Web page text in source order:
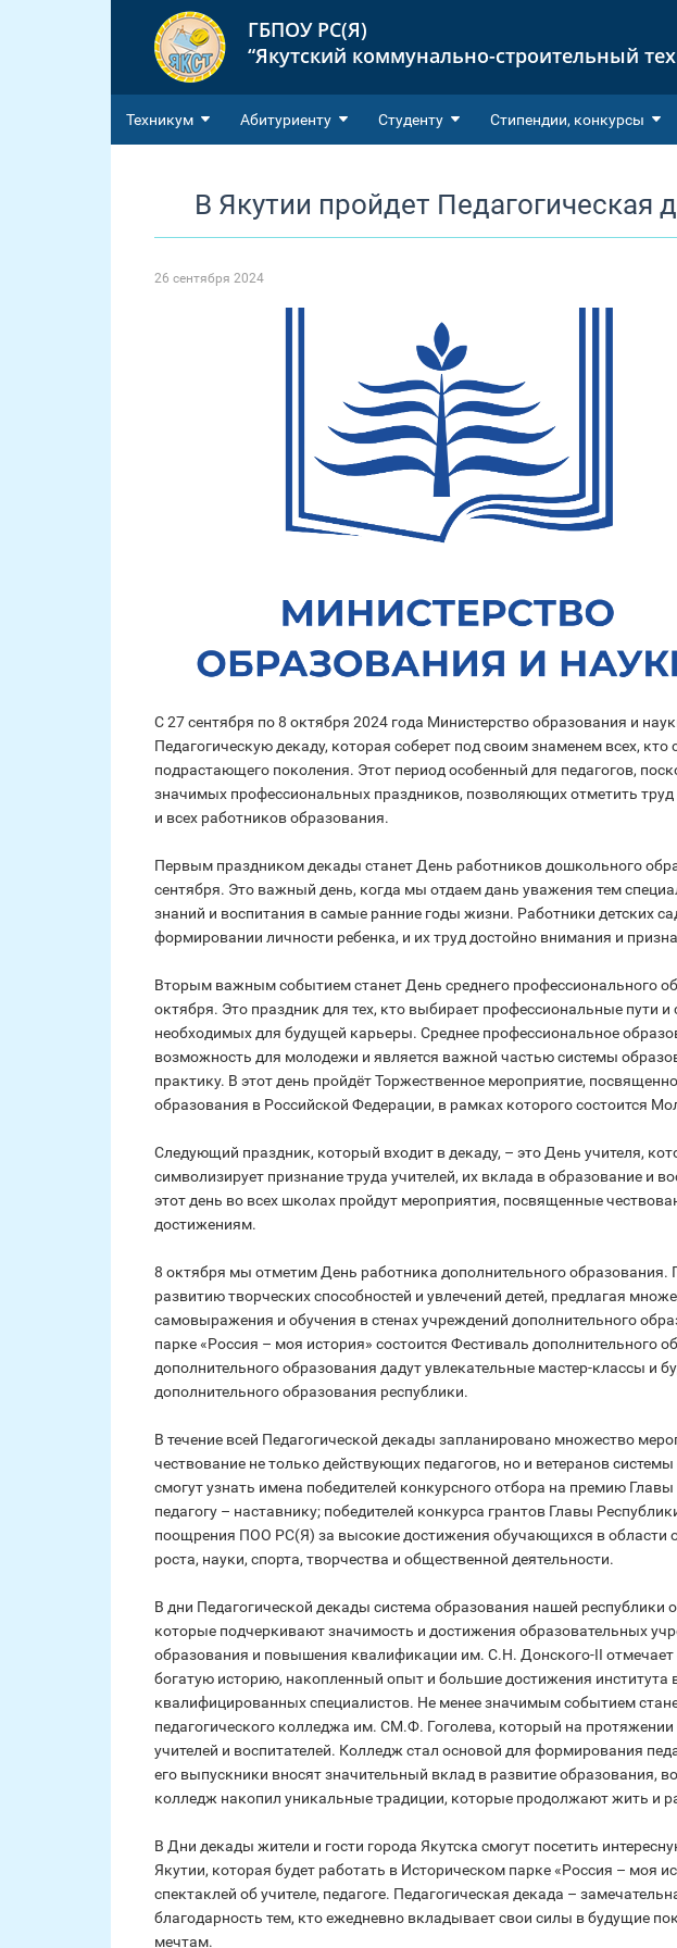
ГБПОУ РС(Я)
“Якутский коммунально-строительный
Техникум Абитуриенту Студенту Cтипендии, конкурсы
В Якутии пройдет Педагогическая
26 сентября 2024
С 27 сентября по 8 октября 2024 года Министерство образования и
Педагогическую декаду, которая соберет под своим знаменем всех,
подрастающего поколения. Этот период особенный для педагогов,
значимых профессиональных праздников, позволяющих отметить труд
и всех работников образования.
Первым праздником декады станет День работников дошкольного
сентября. Это важный день, когда мы отдаем дань уважения тем
знаний и воспитания в самые ранние годы жизни. Работники детских
формировании личности ребенка, и их труд достойно внимания и
Вторым важным событием станет День среднего профессионального
октября. Это праздник для тех, кто выбирает профессиональные пути и
необходимых для будущей карьеры. Среднее профессиональное
возможность для молодежи и является важной частью системы
практику. В этот день пройдёт Торжественное мероприятие,
образования в Российской Федерации, в рамках которого состоится
Следующий праздник, который входит в декаду, – это День учителя,
символизирует признание труда учителей, их вклада в образование и
этот день во всех школах пройдут мероприятия, посвященные
достижениям.
8 октября мы отметим День работника дополнительного образования.
развитию творческих способностей и увлечений детей, предлагая
самовыражения и обучения в стенах учреждений дополнительного
парке «Россия – моя история» состоится Фестиваль дополнительного
дополнительного образования дадут увлекательные мастер-классы и
дополнительного образования республики.
В течение всей Педагогической декады запланировано множество
чествование не только действующих педагогов, но и ветеранов
смогут узнать имена победителей конкурсного отбора на премию
педагогу – наставнику; победителей конкурса грантов Главы
поощрения ПОО РС(Я) за высокие достижения обучающихся в области
роста, науки, спорта, творчества и общественной деятельности.
В дни Педагогической декады система образования нашей
которые подчеркивают значимость и достижения образовательных
образования и повышения квалификации им. С.Н. Донского-II отмечает
богатую историю, накопленный опыт и большие достижения института
квалифицированных специалистов. Не менее значимым событием
педагогического колледжа им. СМ.Ф. Гоголева, который на протяжении
учителей и воспитателей. Колледж стал основой для формирования
его выпускники вносят значительный вклад в развитие образования,
колледж накопил уникальные традиции, которые продолжают жить и
В Дни декады жители и гости города Якутска смогут посетить
Якутии, которая будет работать в Историческом парке «Россия – моя
спектаклей об учителе, педагоге. Педагогическая декада –
благодарность тем, кто ежедневно вкладывает свои силы в будущие
мечтам.